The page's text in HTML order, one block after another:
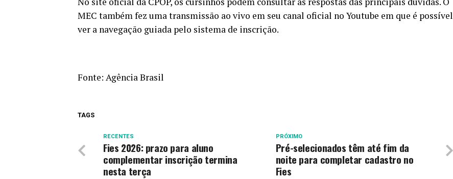
MEC também fez umatransmissão ao vivo em seu canal oficial no Youtube em que é possível
ver a navegação guiada pelo sistema de inscrição.
Fonte: Agência Brasil
TAGS
PRÓXIMO
Pré-selecionados têm até fim da
noite para completar cadastro no
Fies
RECENTES
Fies 2026: prazo para aluno
complementar inscrição termina
nesta terça